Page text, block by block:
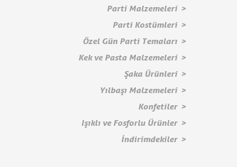
Parti Malzemeleri
Parti Kostümleri
Özel Gün Parti Temaları
Kek ve Pasta Malzemeleri
Şaka Ürünleri
Yılbaşı Malzemeleri
Konfetiler
Işıklı ve Fosforlu Ürünler
İndirimdekiler